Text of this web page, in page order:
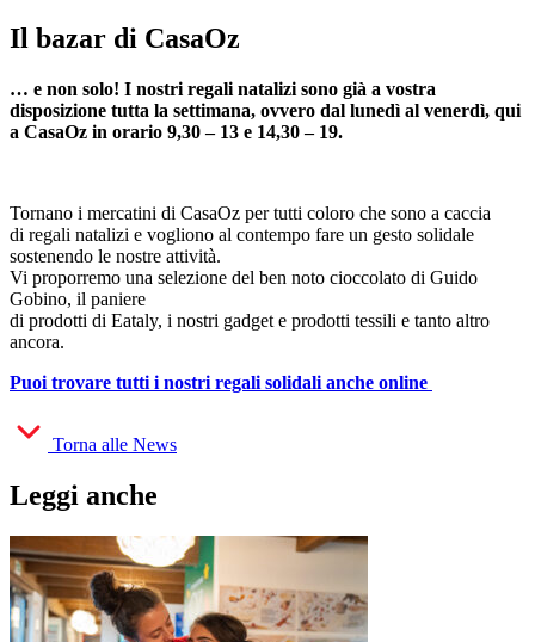
Il bazar di CasaOz
… e non solo! I nostri regali natalizi sono già a vostra
disposizione tutta la settimana, ovvero dal lunedì al venerdì, qui
a CasaOz in orario 9,30 – 13 e 14,30 – 19.
Tornano i mercatini di CasaOz per tutti coloro che sono a caccia
di regali natalizi e vogliono al contempo fare un gesto solidale
sostenendo le nostre attività.
Vi proporremo una selezione del ben noto cioccolato di Guido
Gobino, il paniere
di prodotti di Eataly, i nostri gadget e prodotti tessili e tanto altro
ancora.
Puoi trovare tutti i nostri regali solidali anche online
Torna alle News
Leggi anche